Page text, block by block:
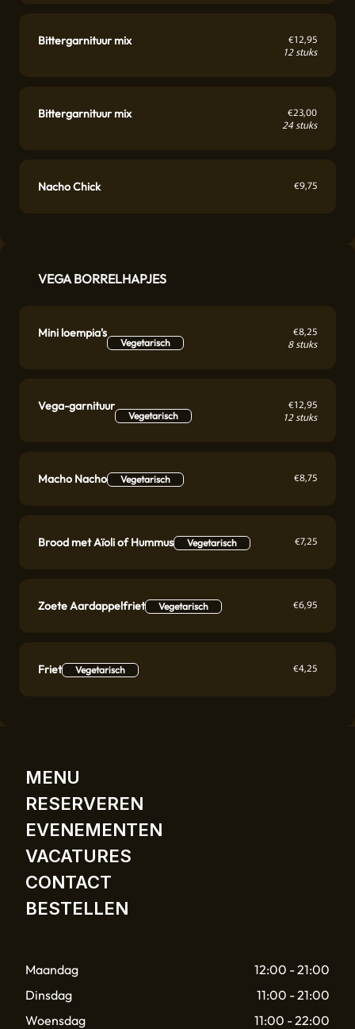
Bittergarnituur mix €12,95
12 stuks
Bittergarnituur mix €23,00
24 stuks
Nacho Chick €9,75
VEGA BORRELHAPJES
Mini loempia's
Vegetarisch
€8,25
8 stuks
Vega-garnituur
Vegetarisch
€12,95
12 stuks
Macho Nacho Vegetarisch €8,75
Brood met Aïoli of Hummus Vegetarisch €7,25
Zoete Aardappelfriet Vegetarisch €6,95
Friet Vegetarisch €4,25
MENU
RESERVEREN
EVENEMENTEN
VACATURES
CONTACT
BESTELLEN
Maandag
12:00 - 21:00
Dinsdag
11:00 - 21:00
Woensdag
11:00 - 22:00